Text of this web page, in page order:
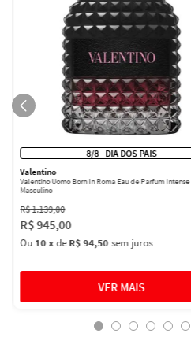
8/8 - DIA DOS PAIS
Valentino
Valentino Uomo Born In Roma Eau de Parfum
Masculino
R$1.139,00
R$945,00
Ou 10xdeR$ 94,50 sem juros